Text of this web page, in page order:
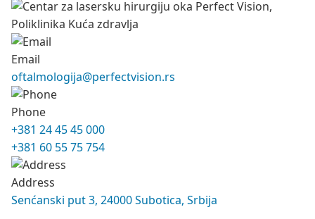
Email
oftalmologija@perfectvision.rs
Phone
+381 24 45 45 000
+381 60 55 75 754
Address
Senćanski put 3, 24000 Subotica, Srbija